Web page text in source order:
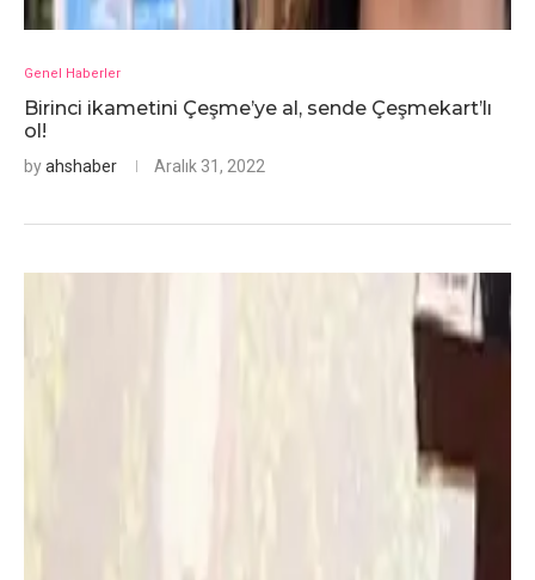
Genel Haberler
Birinci ikametini Çeşme’ye al, sende Çeşmekart’lı
ol!
byahshaber Aralık 31, 2022